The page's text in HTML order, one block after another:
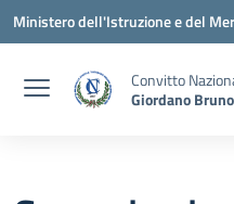
Vai ai contenuti
Vai al menu di navigazione
Vai al footer
Ministero dell'Istruzione e del
Convitto
Giordano Bruno